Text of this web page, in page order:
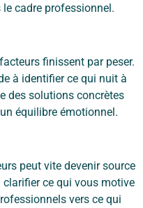
cadre professionnel.
finissent par peser.
à identifier ce qui nuit à
des solutions concrètes
équilibre émotionnel.
peut vite devenir source
ce qui vous motive
vers ce qui